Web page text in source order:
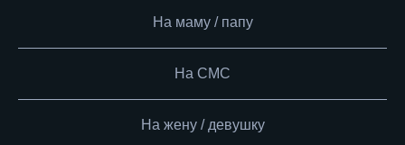
На маму / папу
На СМС
На жену / девушку